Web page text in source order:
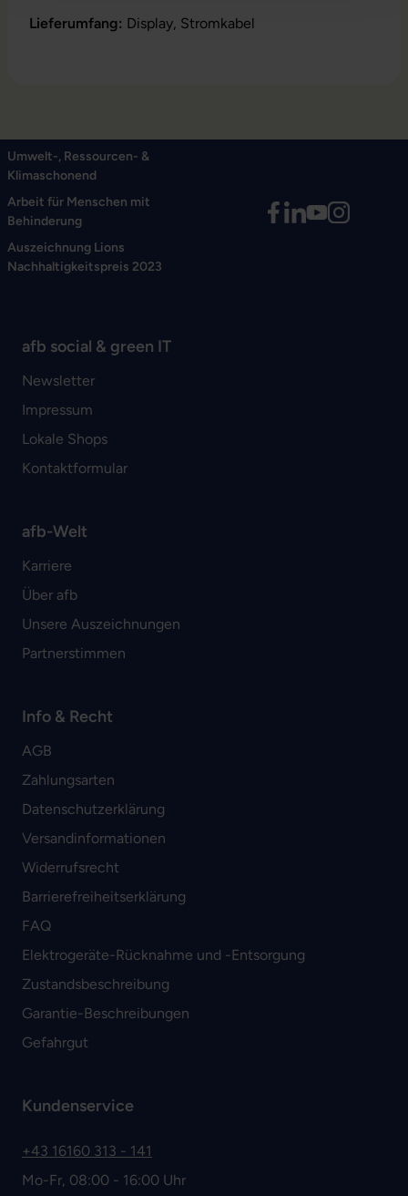
Lieferumfang: Display, Stromkabel
Umwelt-, Ressourcen- &
Klimaschonend
Arbeit für Menschen mit
Behinderung
Auszeichnung Lions
Nachhaltigkeitspreis 2023
afb social & green IT
Newsletter
Impressum
Lokale Shops
Kontaktformular
afb-Welt
Karriere
Über afb
Unsere Auszeichnungen
Partnerstimmen
Info & Recht
AGB
Zahlungsarten
Datenschutzerklärung
Versandinformationen
Widerrufsrecht
Barrierefreiheitserklärung
FAQ
Elektrogeräte-Rücknahme und -Entsorgung
Zustandsbeschreibung
Garantie-Beschreibungen
Gefahrgut
Kundenservice
+43 16160 313 - 141
Mo-Fr, 08:00 - 16:00 Uhr